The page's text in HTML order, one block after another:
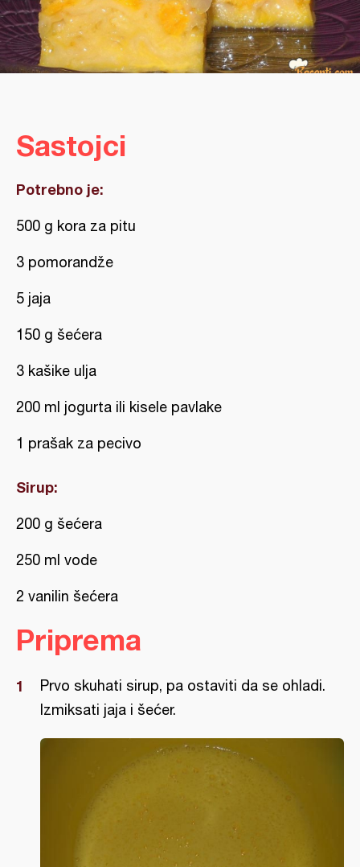
Sastojci
Potrebno je:
500 g kora za pitu
3 pomorandže
5 jaja
150 g šećera
3 kašike ulja
200 ml jogurta ili kisele pavlake
1 prašak za pecivo
Sirup:
200 g šećera
250 ml vode
2 vanilin šećera
Priprema
Prvo skuhati sirup, pa ostaviti da se ohladi.
Izmiksati jaja i šećer.